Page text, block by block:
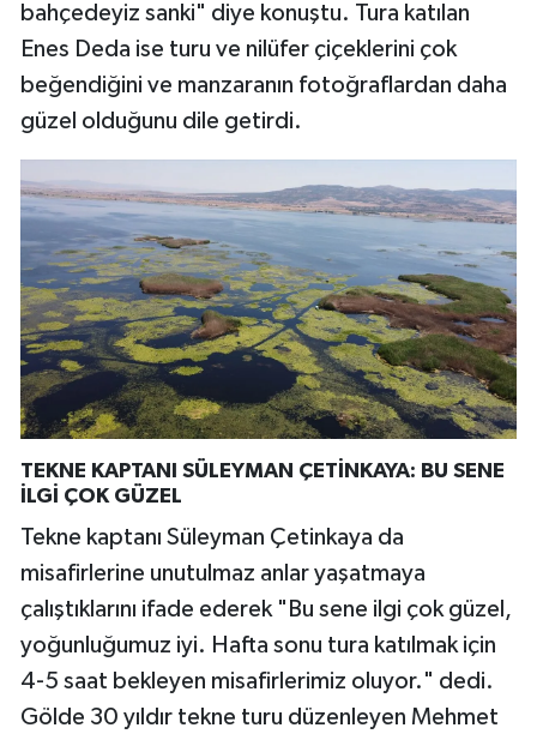
bahçedeyiz sanki" diye konuştu. Tura katılan
Enes Deda ise turu ve nilüfer çiçeklerini çok
beğendiğini ve manzaranın fotoğraflardan daha
güzel olduğunu dile getirdi.
TEKNE KAPTANI SÜLEYMAN ÇETİNKAYA: BU SENE
İLGİ ÇOK GÜZEL
Tekne kaptanı Süleyman Çetinkaya da
misafirlerine unutulmaz anlar yaşatmaya
çalıştıklarını ifade ederek "Bu sene ilgi çok güzel,
yoğunluğumuz iyi. Hafta sonu tura katılmak için
4-5 saat bekleyen misafirlerimiz oluyor." dedi.
Gölde 30 yıldır tekne turu düzenleyen Mehmet